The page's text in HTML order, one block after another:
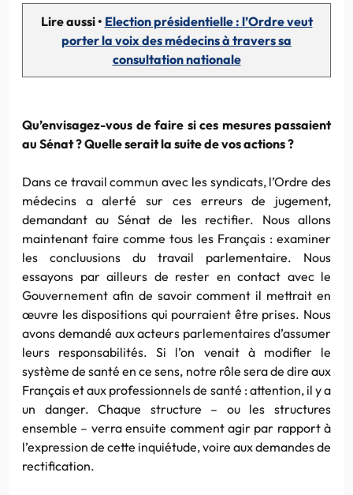
Lire aussi • Election présidentielle : l’Ordre veut
porter la voix des médecins à travers sa
consultation nationale
Qu’envisagez-vous de faire si ces mesures passaient
au Sénat ? Quelle serait la suite de vos actions ?
Dans ce travail commun avec les syndicats, l’Ordre des
médecins a alerté sur ces erreurs de jugement,
demandant au Sénat de les rectifier. Nous allons
maintenant faire comme tous les Français : examiner
les concluusions du travail parlementaire. Nous
essayons par ailleurs de rester en contact avec le
Gouvernement afin de savoir comment il mettrait en
œuvre les dispositions qui pourraient être prises. Nous
avons demandé aux acteurs parlementaires d’assumer
leurs responsabilités. Si l’on venait à modifier le
système de santé en ce sens, notre rôle sera de dire aux
Français et aux professionnels de santé : attention, il y a
un danger. Chaque structure – ou les structures
ensemble – verra ensuite comment agir par rapport à
l’expression de cette inquiétude, voire aux demandes de
rectification.